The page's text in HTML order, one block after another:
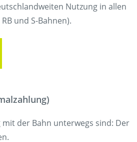
Nutzung in allen
und S-Bahnen).
mit der Bahn unterwegs sind: Der